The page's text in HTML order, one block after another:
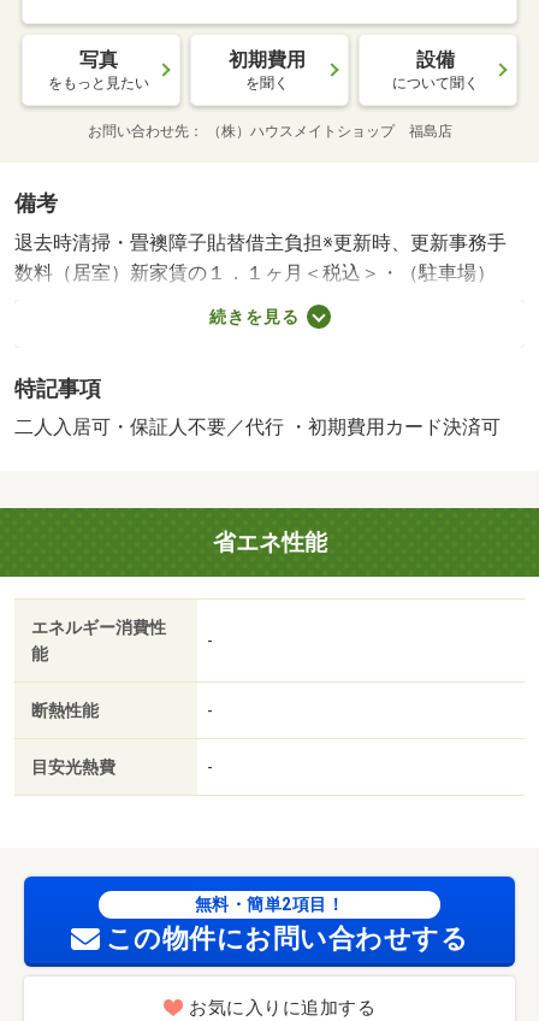
写真
をもっと見たい
初期費用
を聞く
設備
について聞く
お問い合わせ先 （株）ハウスメイトショップ 福島店
備考
退去時清掃・畳襖障子貼替借主負担※更新時、更新事務手
数料（居室）新家賃の１．１ヶ月＜税込＞・（駐車場）
１，６５０円＜税込＞消毒代１８９２０円（入居時）子供
可保証会社利用必須更新事務手数料５．５万円・賃貸保証
万円）継続保証料１万円／年）・鍵交換代：あり２４，２
００円～・維持費等：２台目駐車場３，３００円／月・Ｎ
５，０００円
続きを見る
特記事項
二人入居可・保証人不要／代行 ・初期費用カード決済可
省エネ性能
エネルギー消費性
能
-
断熱性能 -
目安光熱費 -
無料・簡単2項目！
この物件にお問い合わせする
お気に入りに追加する